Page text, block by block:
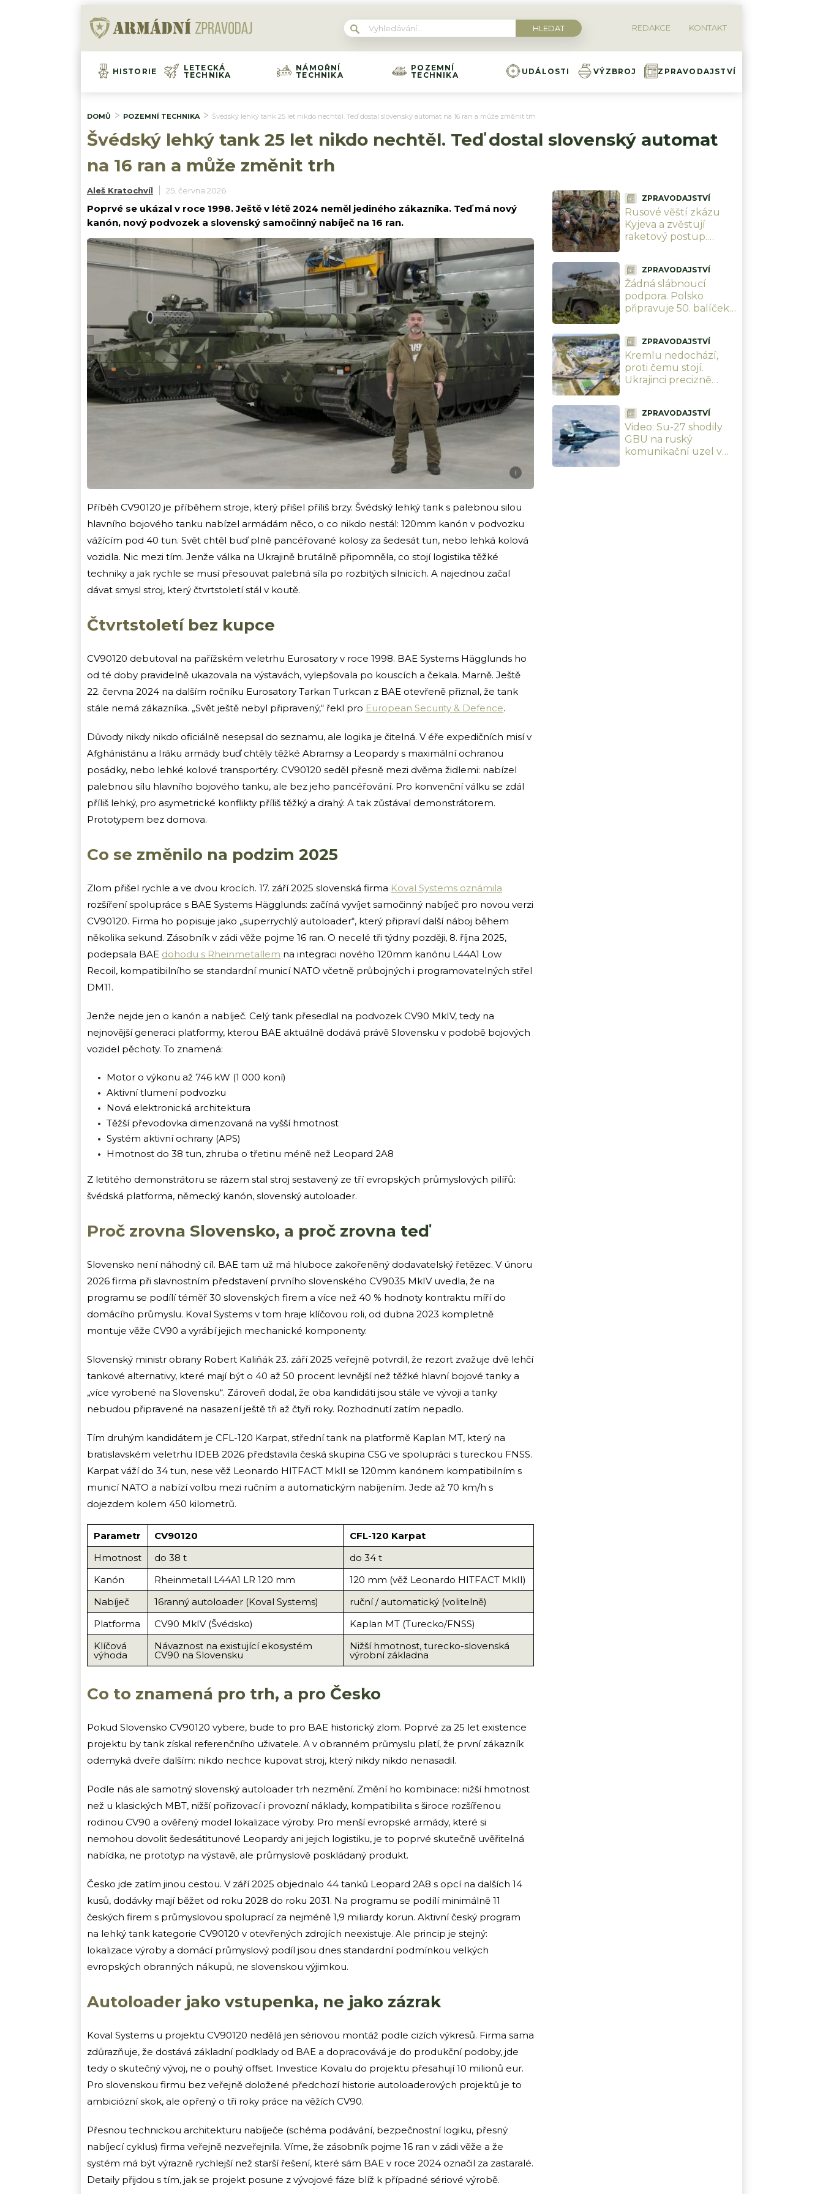
REDAKCE KONTAKT
HISTORIE
LETECKÁ
TECHNIKA
NÁMOŘNÍ
TECHNIKA
POZEMNÍ
TECHNIKA
UDÁLOSTI VÝZBROJ ZPRAVODAJSTVÍ
DOMŮ POZEMNÍ TECHNIKA Švédský lehký tank 25 let nikdo nechtěl. Teď dostal slovenský automat na 16 ran a může změnit trh
Švédský lehký tank 25 let nikdo nechtěl. Teď dostal slovenský automat
na 16 ran a může změnit trh
Aleš Kratochvíl 25. června 2026
Poprvé se ukázal v roce 1998. Ještě v létě 2024 neměl jediného zákazníka. Teď má nový
kanón, nový podvozek a slovenský samočinný nabíječ na 16 ran.
i
Příběh CV90120 je příběhem stroje, který přišel příliš brzy. Švédský lehký tank s palebnou silou
hlavního bojového tanku nabízel armádám něco, o co nikdo nestál: 120mm kanón v podvozku
vážícím pod 40 tun. Svět chtěl buď plně pancéřované kolosy za šedesát tun, nebo lehká kolová
vozidla. Nic mezi tím. Jenže válka na Ukrajině brutálně připomněla, co stojí logistika těžké
techniky a jak rychle se musí přesouvat palebná síla po rozbitých silnicích. A najednou začal
dávat smysl stroj, který čtvrtstoletí stál v koutě.
Čtvrtstoletí bez kupce
CV90120 debutoval na pařížském veletrhu Eurosatory v roce 1998. BAE Systems Hägglunds ho
od té doby pravidelně ukazovala na výstavách, vylepšovala po kouscích a čekala. Marně. Ještě
22. června 2024 na dalším ročníku Eurosatory Tarkan Turkcan z BAE otevřeně přiznal, že tank
stále nemá zákazníka. „Svět ještě nebyl připravený,“ řekl pro European Security & Defence.
Důvody nikdy nikdo oficiálně nesepsal do seznamu, ale logika je čitelná. V éře expedičních misí v
Afghánistánu a Iráku armády buď chtěly těžké Abramsy a Leopardy s maximální ochranou
posádky, nebo lehké kolové transportéry. CV90120 seděl přesně mezi dvěma židlemi: nabízel
palebnou sílu hlavního bojového tanku, ale bez jeho pancéřování. Pro konvenční válku se zdál
příliš lehký, pro asymetrické konflikty příliš těžký a drahý. A tak zůstával demonstrátorem.
Prototypem bez domova.
Co se změnilo na podzim 2025
Zlom přišel rychle a ve dvou krocích. 17. září 2025 slovenská firma Koval Systems oznámila
rozšíření spolupráce s BAE Systems Hägglunds: začíná vyvíjet samočinný nabíječ pro novou verzi
CV90120. Firma ho popisuje jako „superrychlý autoloader“, který připraví další náboj během
několika sekund. Zásobník v zádi věže pojme 16 ran. O necelé tři týdny později, 8. října 2025,
podepsala BAE dohodu s Rheinmetallem na integraci nového 120mm kanónu L44A1 Low
Recoil, kompatibilního se standardní municí NATO včetně průbojných i programovatelných střel
DM11.
Jenže nejde jen o kanón a nabíječ. Celý tank přesedlal na podvozek CV90 MkIV, tedy na
nejnovější generaci platformy, kterou BAE aktuálně dodává právě Slovensku v podobě bojových
vozidel pěchoty. To znamená:
Motor o výkonu až 746 kW (1 000 koní)
Aktivní tlumení podvozku
Nová elektronická architektura
Těžší převodovka dimenzovaná na vyšší hmotnost
Systém aktivní ochrany (APS)
Hmotnost do 38 tun, zhruba o třetinu méně než Leopard 2A8
Z letitého demonstrátoru se rázem stal stroj sestavený ze tří evropských průmyslových pilířů:
švédská platforma, německý kanón, slovenský autoloader.
Proč zrovna Slovensko, a proč zrovna teď
Slovensko není náhodný cíl. BAE tam už má hluboce zakořeněný dodavatelský řetězec. V únoru
2026 firma při slavnostním představení prvního slovenského CV9035 MkIV uvedla, že na
programu se podílí téměř 30 slovenských firem a více než 40 % hodnoty kontraktu míří do
domácího průmyslu. Koval Systems v tom hraje klíčovou roli, od dubna 2023 kompletně
montuje věže CV90 a vyrábí jejich mechanické komponenty.
Slovenský ministr obrany Robert Kaliňák 23. září 2025 veřejně potvrdil, že rezort zvažuje dvě lehčí
tankové alternativy, které mají být o 40 až 50 procent levnější než těžké hlavní bojové tanky a
„více vyrobené na Slovensku“. Zároveň dodal, že oba kandidáti jsou stále ve vývoji a tanky
nebudou připravené na nasazení ještě tři až čtyři roky. Rozhodnutí zatím nepadlo.
Tím druhým kandidátem je CFL-120 Karpat, střední tank na platformě Kaplan MT, který na
bratislavském veletrhu IDEB 2026 představila česká skupina CSG ve spolupráci s tureckou FNSS.
Karpat váží do 34 tun, nese věž Leonardo HITFACT MkII se 120mm kanónem kompatibilním s
municí NATO a nabízí volbu mezi ručním a automatickým nabíjením. Jede až 70 km/h s
dojezdem kolem 450 kilometrů.
Parametr CV90120
CFL-120 Karpat
Hmotnost
do 38 t
do 34 t
Kanón
Rheinmetall L44A1 LR 120 mm
120 mm (věž Leonardo HITFACT MkII)
Nabíječ
16ranný autoloader (Koval Systems)
ruční / automatický (volitelně)
Platforma
CV90 MkIV (Švédsko)
Kaplan MT (Turecko/FNSS)
Klíčová
výhoda
Návaznost na existující ekosystém
CV90 na Slovensku
Nižší hmotnost, turecko-slovenská
výrobní základna
Co to znamená pro trh, a pro Česko
Pokud Slovensko CV90120 vybere, bude to pro BAE historický zlom. Poprvé za 25 let existence
projektu by tank získal referenčního uživatele. A v obranném průmyslu platí, že první zákazník
odemyká dveře dalším: nikdo nechce kupovat stroj, který nikdy nikdo nenasadil.
Podle nás ale samotný slovenský autoloader trh nezmění. Změní ho kombinace: nižší hmotnost
než u klasických MBT, nižší pořizovací i provozní náklady, kompatibilita s široce rozšířenou
rodinou CV90 a ověřený model lokalizace výroby. Pro menší evropské armády, které si
nemohou dovolit šedesátitunové Leopardy ani jejich logistiku, je to poprvé skutečně uvěřitelná
nabídka, ne prototyp na výstavě, ale průmyslově poskládaný produkt.
Česko jde zatím jinou cestou. V září 2025 objednalo 44 tanků Leopard 2A8 s opcí na dalších 14
kusů, dodávky mají běžet od roku 2028 do roku 2031. Na programu se podílí minimálně 11
českých firem s průmyslovou spoluprací za nejméně 1,9 miliardy korun. Aktivní český program
na lehký tank kategorie CV90120 v otevřených zdrojích neexistuje. Ale princip je stejný:
lokalizace výroby a domácí průmyslový podíl jsou dnes standardní podmínkou velkých
evropských obranných nákupů, ne slovenskou výjimkou.
Autoloader jako vstupenka, ne jako zázrak
Koval Systems u projektu CV90120 nedělá jen sériovou montáž podle cizích výkresů. Firma sama
zdůrazňuje, že dostává základní podklady od BAE a dopracovává je do produkční podoby, jde
tedy o skutečný vývoj, ne o pouhý offset. Investice Kovalu do projektu přesahují 10 milionů eur.
Pro slovenskou firmu bez veřejně doložené předchozí historie autoloaderových projektů je to
ambiciózní skok, ale opřený o tři roky práce na věžích CV90.
Přesnou technickou architekturu nabíječe (schéma podávání, bezpečnostní logiku, přesný
nabíjecí cyklus) firma veřejně nezveřejnila. Víme, že zásobník pojme 16 ran v zádi věže a že
systém má být výrazně rychlejší než starší řešení, které sám BAE v roce 2024 označil za zastaralé.
Detaily přijdou s tím, jak se projekt posune z vývojové fáze blíž k případné sériové výrobě.
ZPRAVODAJSTVÍ
Rusové věští zkázu
Kyjeva a zvěstují
raketový postup.
ZPRAVODAJSTVÍ
Žádná slábnoucí
podpora. Polsko
připravuje 50. balíček
Banderovi
ZPRAVODAJSTVÍ
Kremlu nedochází,
proti čemu stojí.
Ukrajinci precizně
Nebude slunečnicový
olej
ZPRAVODAJSTVÍ
Video: Su-27 shodily
GBU na ruský
komunikační uzel v